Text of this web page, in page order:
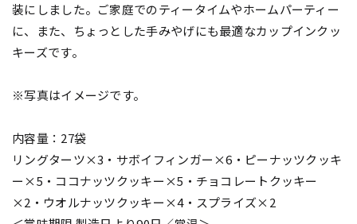
装にしました。ご家庭でのティータイムやホームパーティー
に、また、ちょっとした手みやげにも最適なカップインクッ
キーズです。
※写真はイメージです。
内容量：27袋
リングターツ×3・サボイフィンガー×6・ピーナッツクッキ
ー×5・ココナッツクッキー×5・チョコレートクッキー
×2・ウオルナッツクッキー×4・スプライズ×2